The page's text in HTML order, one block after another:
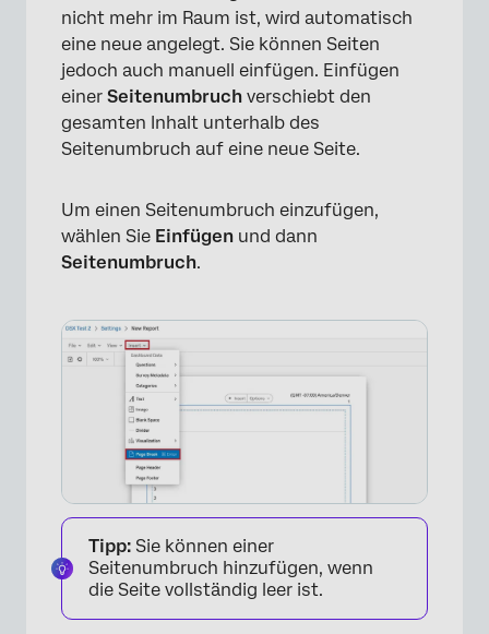
×
nicht mehr im Raum ist, wird automatisch
eine neue angelegt. Sie können Seiten
jedoch auch manuell einfügen. Einfügen
einer Seitenumbruch verschiebt den
gesamten Inhalt unterhalb des
Seitenumbruch auf eine neue Seite.
Um einen Seitenumbruch einzufügen,
wählen Sie Einfügen und dann
Seitenumbruch.
Tipp: Sie können einer
Seitenumbruch hinzufügen, wenn
die Seite vollständig leer ist.